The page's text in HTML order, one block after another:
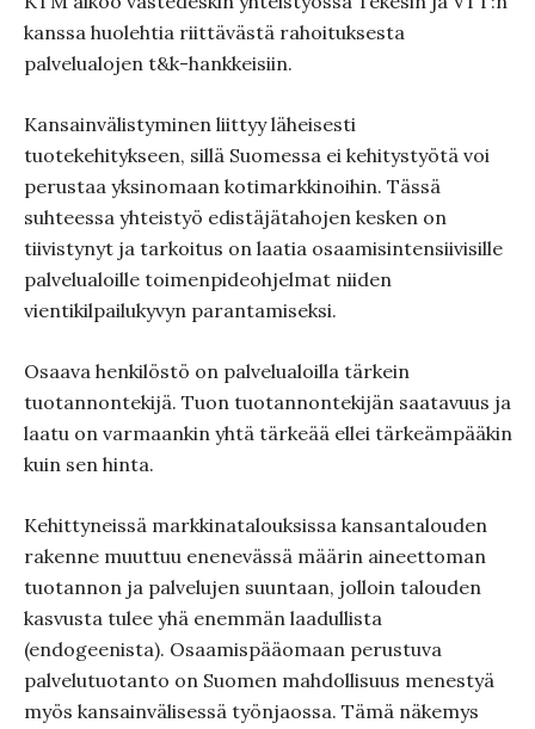
kanssa huolehtia riittävästä rahoituksesta
palvelualojen t&k-hankkeisiin.
Kansainvälistyminen liittyy läheisesti
tuotekehitykseen, sillä Suomessa ei kehitystyötä voi
perustaa yksinomaan kotimarkkinoihin. Tässä
suhteessa yhteistyö edistäjätahojen kesken on
tiivistynyt ja tarkoitus on laatia osaamisintensiivisille
palvelualoille toimenpideohjelmat niiden
vientikilpailukyvyn parantamiseksi.
Osaava henkilöstö on palvelualoilla tärkein
tuotannontekijä. Tuon tuotannontekijän saatavuus ja
laatu on varmaankin yhtä tärkeää ellei tärkeämpääkin
kuin sen hinta.
Kehittyneissä markkinatalouksissa kansantalouden
rakenne muuttuu enenevässä määrin aineettoman
tuotannon ja palvelujen suuntaan, jolloin talouden
kasvusta tulee yhä enemmän laadullista
(endogeenista). Osaamispääomaan perustuva
palvelutuotanto on Suomen mahdollisuus menestyä
myös kansainvälisessä työnjaossa. Tämä näkemys